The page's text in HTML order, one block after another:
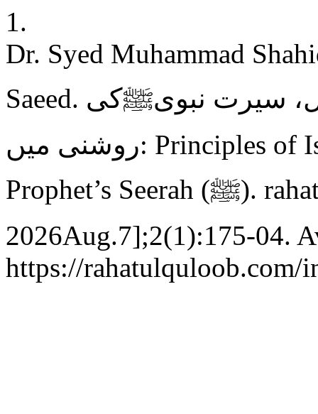
1.
Dr. Syed Muhammad
Saeed. اسلامی قیادت کے بنیادی اصول، سیرت نبویﷺکی
روشنی میں: Principles of Islamic Leadership in Light of the
Prophet’s Seerah (ﷺ). rahat [Internet]. 2018Jun.30 [cited
2026Aug.7];2(1):175-04.
https://rahatulquloob.com/